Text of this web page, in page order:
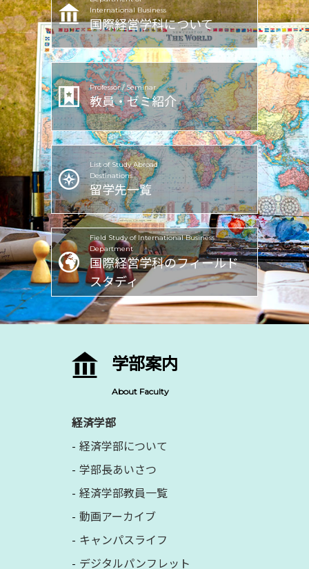
International Business
国際経営学科について
Professor / Seminar
教員・ゼミ紹介
List of Study Abroad
Destinations
留学先一覧
Field Study of International Business
Department
国際経営学科のフィールド
スタディ
学部案内
About Faculty
経済学部
経済学部について
学部長あいさつ
経済学部教員一覧
動画アーカイブ
キャンパスライフ
デジタルパンフレット